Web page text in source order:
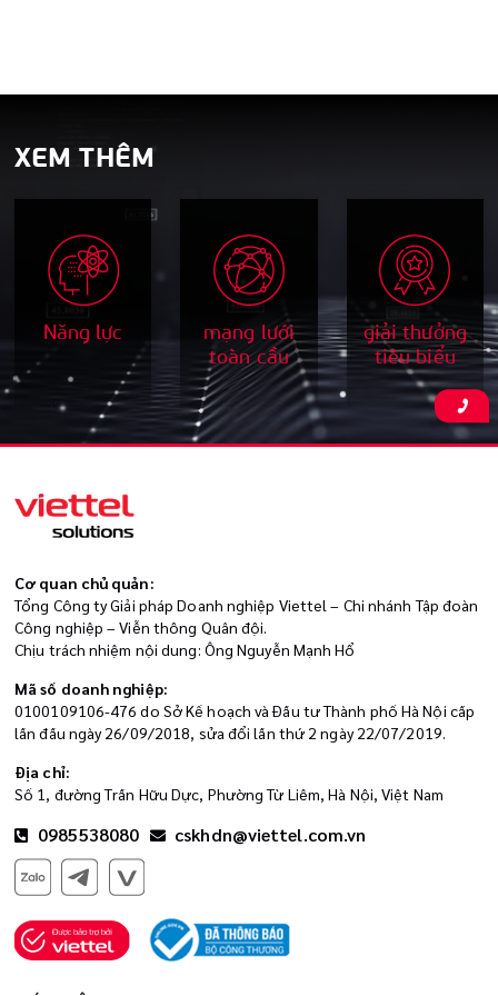
XEM THÊM
Năng lực
mạng lưới
toàn cầu
giải thưởng
tiêu biểu
Cơ quan chủ quản:
Tổng Công ty Giải pháp Doanh nghiệp Viettel – Chi nhánh Tập đoàn
Công nghiệp – Viễn thông Quân đội.
Chịu trách nhiệm nội dung: Ông Nguyễn Mạnh Hổ
Mã số doanh nghiệp:
0100109106-476 do Sở Kế hoạch và Đầu tư Thành phố Hà Nội cấp
lần đầu ngày 26/09/2018, sửa đổi lần thứ 2 ngày 22/07/2019.
Địa chỉ:
Số 1, đường Trần Hữu Dực, Phường Từ Liêm, Hà Nội, Việt Nam
0985538080 cskhdn@viettel.com.vn